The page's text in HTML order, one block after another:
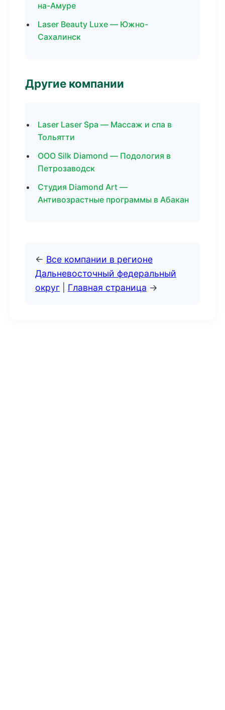
на-Амуре
Laser Beauty Luxe — Южно-
Сахалинск
Другие компании
Laser Laser Spa — Массаж и спа в
Тольятти
ООО Silk Diamond — Подология в
Петрозаводск
Студия Diamond Art —
Антивозрастные программы в Абакан
← Все компании в регионе
Дальневосточный федеральный
округ
Главная страница →